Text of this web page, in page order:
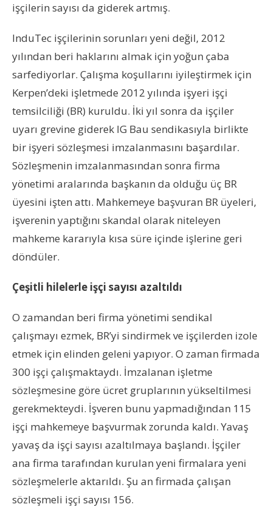
işçilerin sayısı da giderek artmış.
InduTec işçilerinin sorunları yeni değil, 2012
yılından beri haklarını almak için yoğun çaba
sarfediyorlar. Çalışma koşullarını iyileştirmek için
Kerpen’deki işletmede 2012 yılında işyeri işçi
temsilciliği (BR) kuruldu. İki yıl sonra da işçiler
uyarı grevine giderek IG Bau sendikasıyla birlikte
bir işyeri sözleşmesi imzalanmasını başardılar.
Sözleşmenin imzalanmasından sonra firma
yönetimi aralarında başkanın da olduğu üç BR
üyesini işten attı. Mahkemeye başvuran BR üyeleri,
işverenin yaptığını skandal olarak niteleyen
mahkeme kararıyla kısa süre içinde işlerine geri
döndüler.
Çeşitli hilelerle işçi sayısı azaltıldı
O zamandan beri firma yönetimi sendikal
çalışmayı ezmek, BR’yi sindirmek ve işçilerden izole
etmek için elinden geleni yapıyor. O zaman firmada
300 işçi çalışmaktaydı. İmzalanan işletme
sözleşmesine göre ücret gruplarının yükseltilmesi
gerekmekteydi. İşveren bunu yapmadığından 115
işçi mahkemeye başvurmak zorunda kaldı. Yavaş
yavaş da işçi sayısı azaltılmaya başlandı. İşçiler
ana firma tarafından kurulan yeni firmalara yeni
sözleşmelerle aktarıldı. Şu an firmada çalışan
sözleşmeli işçi sayısı 156.